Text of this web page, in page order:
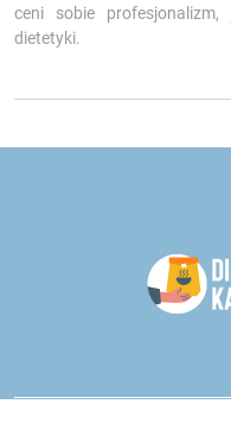
ceni sobie
dietetyki.